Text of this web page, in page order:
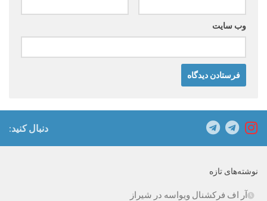
وب‌ سایت
دنبال کنید:
نوشته‌های تازه
آر اف فرکشنال ویواسه در شیراز